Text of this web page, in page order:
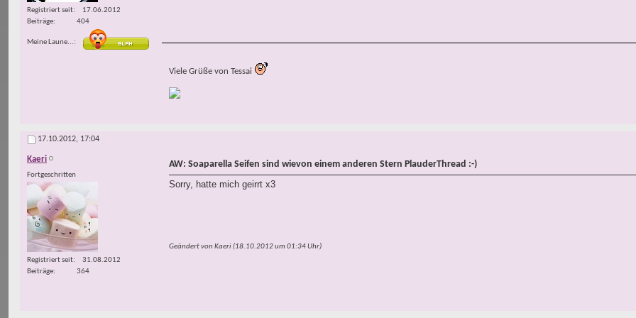
Registriert seit
17.06.2012
Beiträge
404
Meine Laune...
Viele Grüße von Tessai
17.10.2012, 17:04
Kaeri
Fortgeschritten
Registriert seit
31.08.2012
Beiträge
364
AW: Soaparella Seifen sind wievon einem anderen Stern PlauderThread :-)
Sorry, hatte mich geirrt x3
Geändert von Kaeri (18.10.2012 um 01:34Uhr)